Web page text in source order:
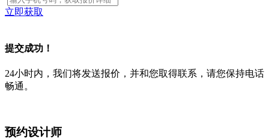
立即获取
提交成功！
24小时内，我们将发送报价，并和您取得联系，请您保持电话
畅通。
预约设计师